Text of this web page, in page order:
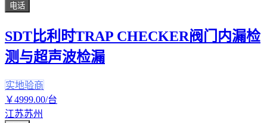
电话
SDT比利时TRAP CHECKER阀门内漏检
测与超声波检漏
实地验商
￥4999.00/台
江苏苏州